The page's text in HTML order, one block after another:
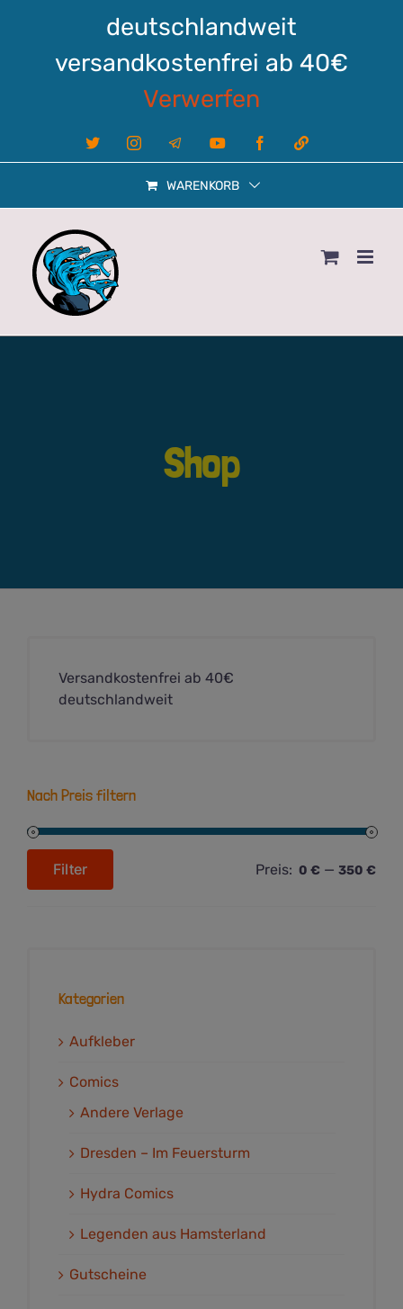
deutschlandweit
versandkostenfrei ab 40€
Verwerfen
X InstagramTelegram YouTube FacebookLinktree
WARENKORB
Shop
Versandkostenfrei ab 40€
deutschlandweit
Nach Preis filtern
Max.
Filter Preis: 0 € — 350 €
Kategorien
Aufkleber
Comics
Andere Verlage
Dresden – Im Feuersturm
Hydra Comics
Legenden aus Hamsterland
Gutscheine